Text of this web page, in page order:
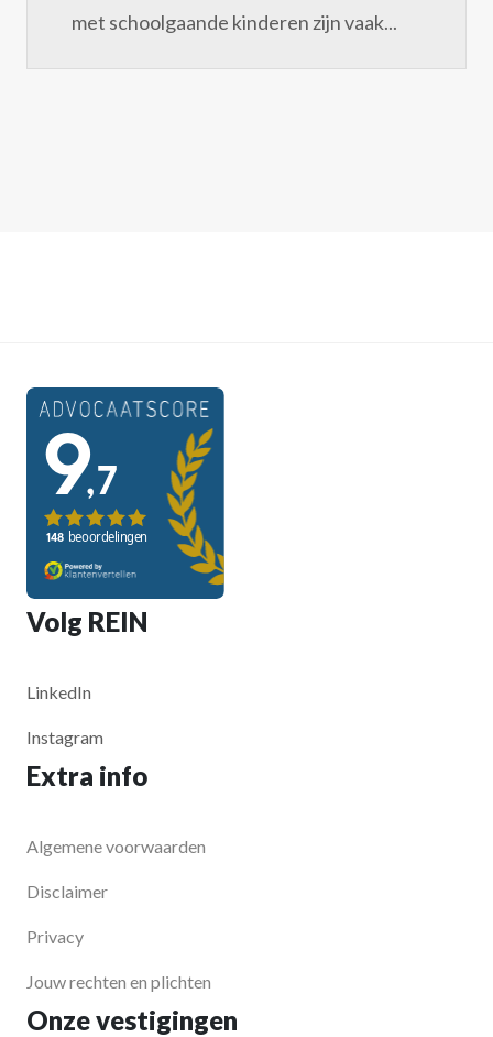
met schoolgaande kinderen zijn vaak...
Volg REIN
LinkedIn
Instagram
Extra info
Algemene voorwaarden
Disclaimer
Privacy
Jouw rechten en plichten
Onze vestigingen